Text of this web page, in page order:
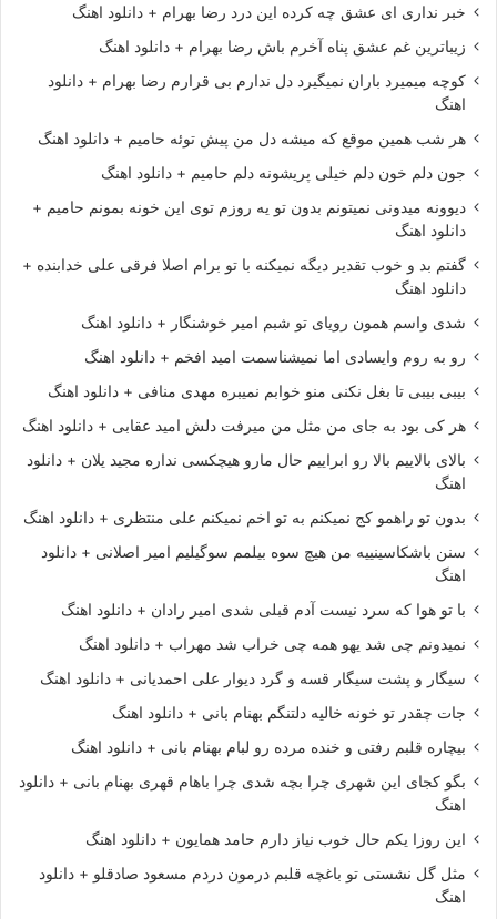
خبر نداری ای عشق چه کرده این درد رضا بهرام + دانلود اهنگ
زیباترین غم عشق پناه آخرم باش رضا بهرام + دانلود اهنگ
کوچه میمیرد باران نمیگیرد دل ندارم بی قرارم رضا بهرام + دانلود
اهنگ
هر شب همین موقع که میشه دل من پیش توئه حامیم + دانلود اهنگ
جون دلم خون دلم خیلی پریشونه دلم حامیم + دانلود اهنگ
دیوونه میدونی نمیتونم بدون تو یه روزم توی این خونه بمونم حامیم +
دانلود اهنگ
گفتم بد و خوب تقدیر دیگه نمیکنه با تو برام اصلا فرقی علی خدابنده +
دانلود اهنگ
شدی واسم همون رویای تو شبم امیر خوشنگار + دانلود اهنگ
رو به روم وایسادی اما نمیشناسمت امید افخم + دانلود اهنگ
بیبی بیبی تا بغل نکنی منو خوابم نمیبره مهدی منافی + دانلود اهنگ
هر کی بود به جای من مثل من میرفت دلش امید عقابی + دانلود اهنگ
بالای بالاییم بالا رو ابراییم حال مارو هیچکسی نداره مجید یلان + دانلود
اهنگ
بدون تو راهمو کج نمیکنم به تو اخم نمیکنم علی منتظری + دانلود اهنگ
سنن باشکاسینییه من هیچ سوه بیلمم سوگیلیم امیر اصلانی + دانلود
اهنگ
با تو هوا که سرد نیست آدم قبلی شدی امیر رادان + دانلود اهنگ
نمیدونم چی شد یهو همه چی خراب شد مهراب + دانلود اهنگ
سیگار و پشت سیگار قسه و گرد دیوار علی احمدیانی + دانلود اهنگ
جات چقدر تو خونه خالیه دلتنگم بهنام بانی + دانلود اهنگ
بیچاره قلبم رفتی و خنده مرده رو لبام بهنام بانی + دانلود اهنگ
بگو کجای این شهری چرا بچه شدی چرا باهام قهری بهنام بانی + دانلود
اهنگ
این روزا یکم حال خوب نیاز دارم حامد همایون + دانلود اهنگ
مثل گل نشستی تو باغچه قلبم درمون دردم مسعود صادقلو + دانلود
اهنگ